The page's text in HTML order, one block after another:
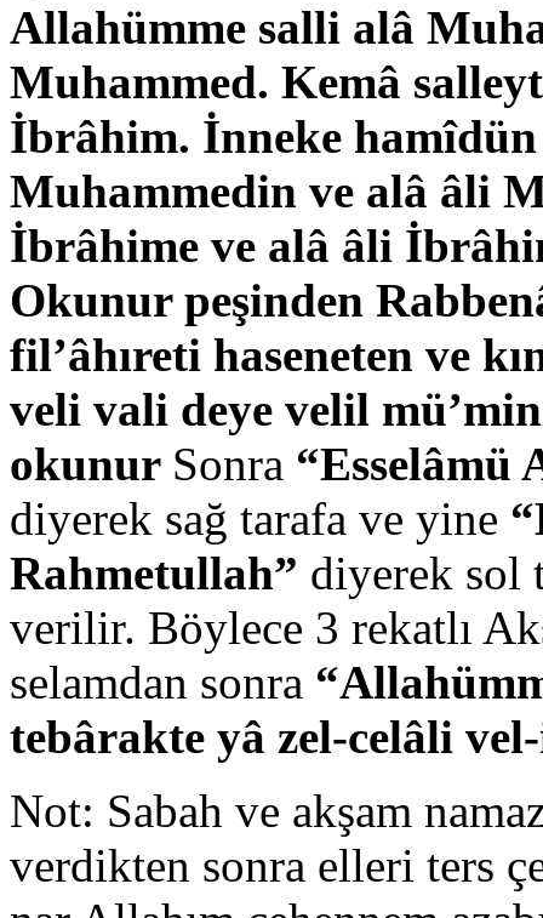
Allahümme salli alâ
Muhammed. Kemâ
İbrâhim. İnneke
Muhammedin ve alâ âli
İbrâhime ve alâ âli
Okunur peşinden
fil’âhıreti haseneten ve
veli vali deye velil
okunur Sonra “Esselâmü
diyerek sağ tarafa ve yine
Rahmetullah” diyerek sol
verilir. Böylece 3 rekatlı
selamdan sonra
tebârakte yâ zel-celâli
Not: Sabah ve akşam
verdikten sonra elleri ters